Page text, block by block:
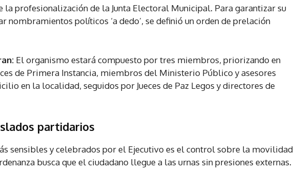
la profesionalización de la Junta Electoral Municipal. Para garantizar su
nombramientos políticos ‘a dedo’, se definió un orden de prelación
El organismo estará compuesto por tres miembros, priorizando en
de Primera Instancia, miembros del Ministerio Público y asesores
en la localidad, seguidos por Jueces de Paz Legos y directores de
partidarios
sensibles y celebrados por el Ejecutivo es el control sobre la movilidad
busca que el ciudadano llegue a las urnas sin presiones externas.